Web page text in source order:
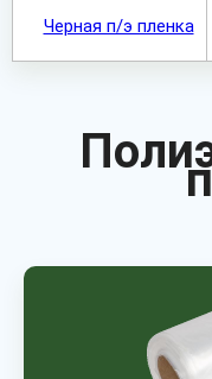
Черная п/э пленка